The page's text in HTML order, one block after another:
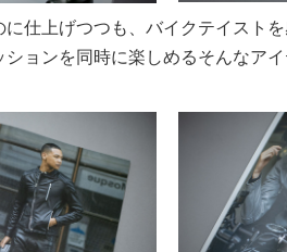
仕上げつつも、バイクテイスト
ションを同時に楽しめるそんなア